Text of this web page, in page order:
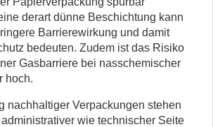
derart dünne Beschichtung kann
Barrierewirkung und damit
bedeuten. Zudem ist das Risiko
Gasbarriere bei nasschemischer
hoch.
nachhaltiger Verpackungen stehen
wie technischer Seite